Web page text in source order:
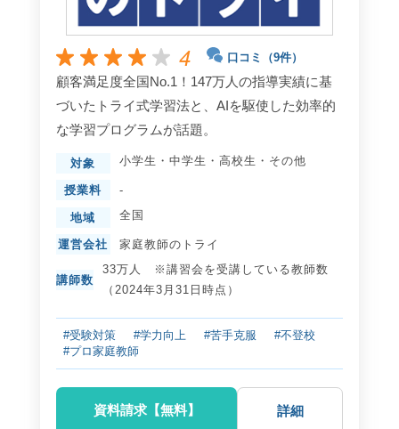
4 口コミ（9件）
顧客満足度全国No.1！147万人の指導実績に基
づいたトライ式学習法と、AIを駆使した効率的
な学習プログラムが話題。
対象 小学生 ・ 中学生 ・ 高校生 ・ その他
授業料 -
地域 全国
運営会社 家庭教師のトライ
講師数
33万人 ※講習会を受講している教師数
（2024年3月31日時点）
#受験対策 #学力向上 #苦手克服
#不登校
#プロ家庭教師
資料請求【無料】 詳細